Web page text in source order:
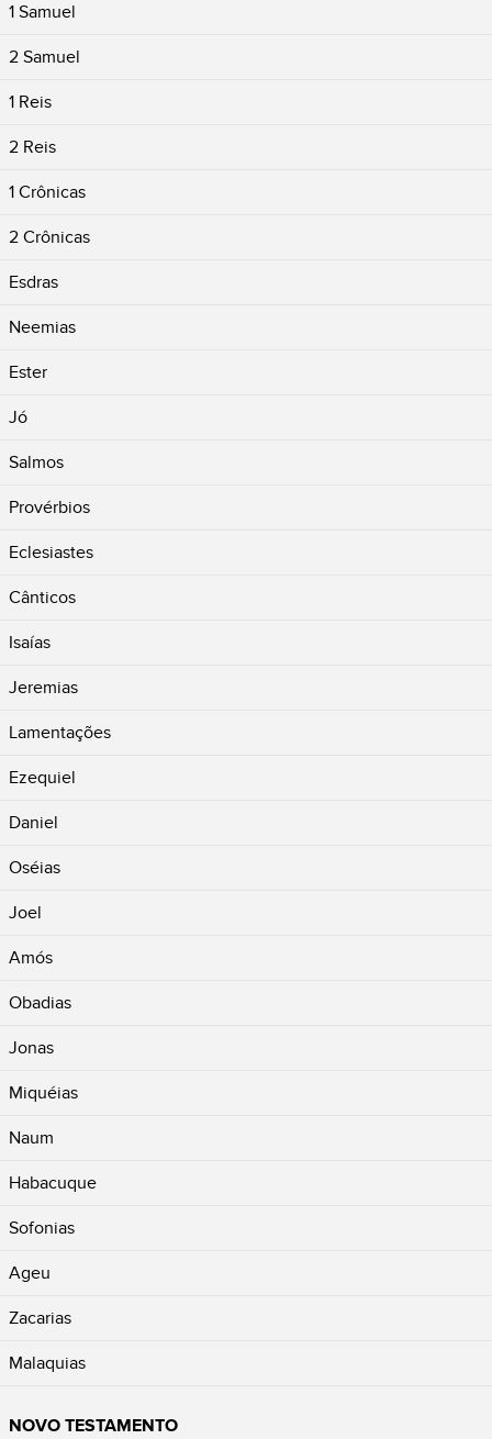
1 Samuel
2 Samuel
1 Reis
2 Reis
1 Crônicas
2 Crônicas
Esdras
Neemias
Ester
Jó
Salmos
Provérbios
Eclesiastes
Cânticos
Isaías
Jeremias
Lamentações
Ezequiel
Daniel
Oséias
Joel
Amós
Obadias
Jonas
Miquéias
Naum
Habacuque
Sofonias
Ageu
Zacarias
Malaquias
NOVO TESTAMENTO